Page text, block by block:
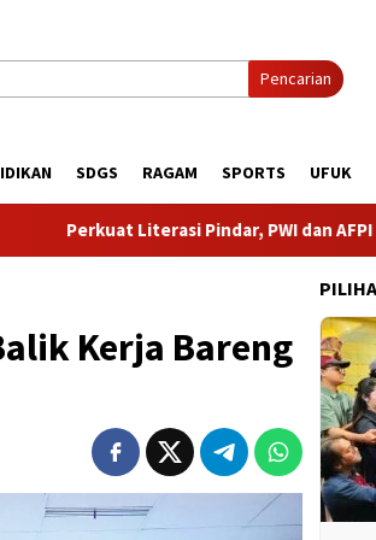
Pencarian
SDGS RAGAM SPORTS UFUK
Literasi Pindar, PWI dan AFPI Bersinergi
Kerja Bareng